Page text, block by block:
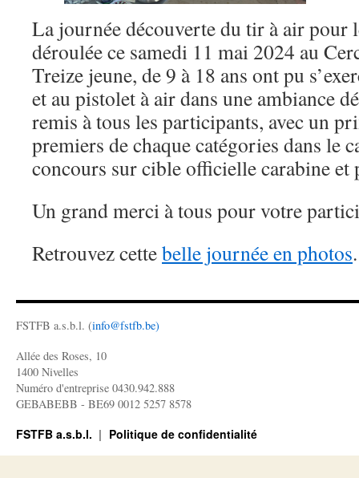
La journée découverte du tir à air pour
déroulée ce samedi 11 mai 2024 au
Treize jeune, de 9 à 18 ans ont pu
et au pistolet à air dans une ambiance
remis à tous les participants, avec un
premiers de chaque catégories dans le
concours sur cible officielle carabine et
Un grand merci à tous pour votre
Retrouvez cettebelle journée en photos.
FSTFB a.s.b.l. (info@fstfb.be)
Allée des Roses, 10
1400 Nivelles
Numéro d'entreprise 0430.942.888
GEBABEBB - BE69 0012 5257 8578
FSTFB a.s.b.l. Politique de confidentialité